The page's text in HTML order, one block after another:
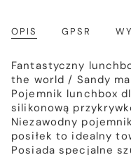
OPIS GPSR
Fantastyczny
the world / Sandy
Pojemnik lunchbox
silikonową
Niezawodny
posiłek to idealny
Posiada specjalne